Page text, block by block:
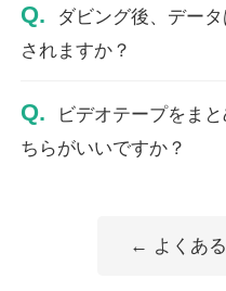
Q.
ダビング後、デー
されますか？
Q.
ビデオテープをま
ちらがいいですか？
← よくあ